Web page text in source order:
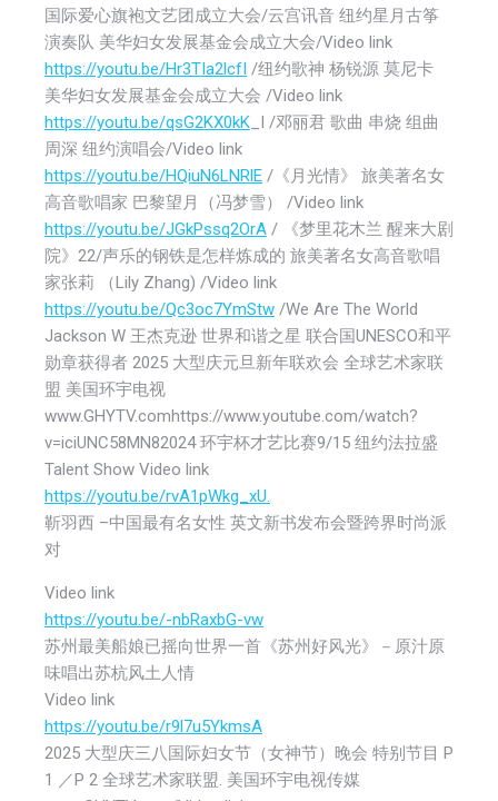
国际爱心旗袍文艺团成立大会/云宫讯音 纽约星月古筝
演奏队 美华妇女发展基金会成立大会/Video link
https://youtu.be/Hr3TIa2lcfI /纽约歌神 杨锐源 莫尼卡
美华妇女发展基金会成立大会 /Video link
https://youtu.be/qsG2KX0kK _I /邓丽君 歌曲 串烧 组曲
周深 纽约演唱会/Video link
https://youtu.be/HQiuN6LNRlE /《月光情》 旅美著名女
高音歌唱家 巴黎望月（冯梦雪） /Video link
https://youtu.be/JGkPssq2OrA / 《梦里花木兰 醒来大剧
院》22/声乐的钢铁是怎样炼成的 旅美著名女高音歌唱
家张莉 （Lily Zhang) /Video link
https://youtu.be/Qc3oc7YmStw /We Are The World
Jackson W 王杰克逊 世界和谐之星 联合国UNESCO和平
勋章获得者 2025 大型庆元旦新年联欢会 全球艺术家联
盟 美国环宇电视
www.GHYTV.comhttps://www.youtube.com/watch?
v=iciUNC58MN82024 环宇杯才艺比赛9/15 纽约法拉盛
Talent Show Video link
https://youtu.be/rvA1pWkg_xU.
靳羽西 –中国最有名女性 英文新书发布会暨跨界时尚派
对
Video link
https://youtu.be/-nbRaxbG-vw
苏州最美船娘已摇向世界一首《苏州好风光》－原汁原
味唱出苏杭风土人情
Video link
https://youtu.be/r9l7u5YkmsA
2025 大型庆三八国际妇女节（女神节）晚会 特别节目 P
1 ／P 2 全球艺术家联盟. 美国环宇电视传媒